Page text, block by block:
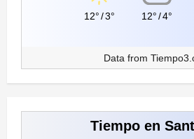
12°/3° 12°/4°
Data from
Tiempo en